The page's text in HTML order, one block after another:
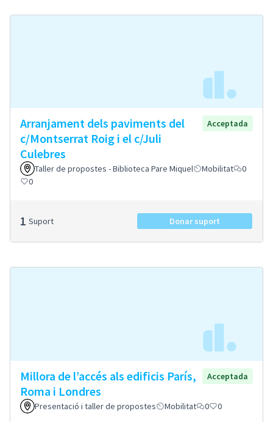
Arranjament dels paviments del
c/Montserrat Roig i el c/Juli
Culebres
Acceptada
Taller de propostes - Biblioteca Pare Miquel Mobilitat
0
0
1 Suport Donar suport
Millora de l’accés als edificis París,
Roma i Londres
Acceptada
Presentació i taller de propostes Mobilitat 0 0